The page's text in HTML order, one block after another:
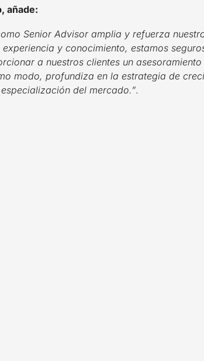
añade:
Senior Advisor amplia y refuerza
y conocimiento, estamos
a nuestros clientes un
modo, profundiza en la estrategia de
del mercado.”.